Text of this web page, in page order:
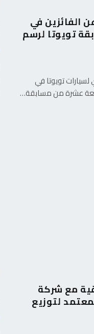
الفائزين في
تويوتا لرسم
لسيارات تويوتا في
عشرة من مسابقة…
مع شركة
لتوزيع